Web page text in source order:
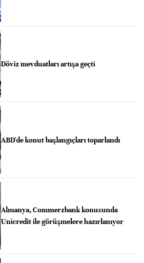
Döviz mevduatları artışa geçti
ABD'de konut başlangıçları toparlandı
Almanya, Commerzbank konusunda
Unicredit ile görüşmelere hazırlanıyor